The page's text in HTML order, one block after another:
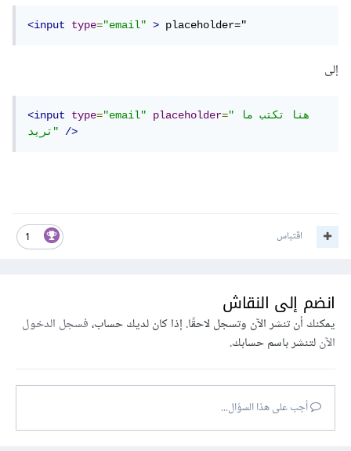
<input type="email" > placeholder="
إلى
<input type="email" placeholder="هنا تكتب ما
تريد"
/>
1 اقتباس
انضم إلى النقاش
يمكنك أن تنشر الآن وتسجل لاحقًا. إذا كان لديك حساب،فسجل الدخول
الآنلتنشر باسم حسابك.
أجب على هذا السؤال...